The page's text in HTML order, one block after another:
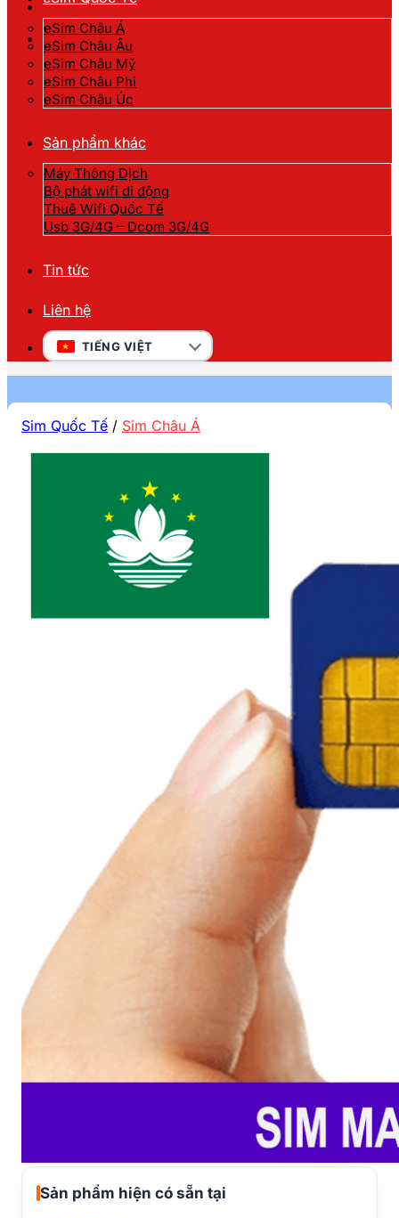
eSim Châu Á
eSim Châu Âu
eSim Châu Mỹ
eSim Châu Phi
eSim Châu Úc
Sản phẩm khác
Máy Thông Dịch
Bộ phát wifi di động
Thuê Wifi Quốc Tế
Usb 3G/4G – Dcom 3G/4G
Tin tức
Liên hệ
TIẾNG VIỆT
Sim Quốc Tế / Sim Châu Á
Sản phẩm hiện có sẵn tại